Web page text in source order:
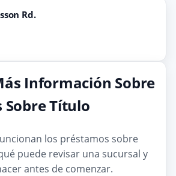
Rd.
Información Sobre
Sobre Título
los préstamos sobre
puede revisar una sucursal y
antes de comenzar.